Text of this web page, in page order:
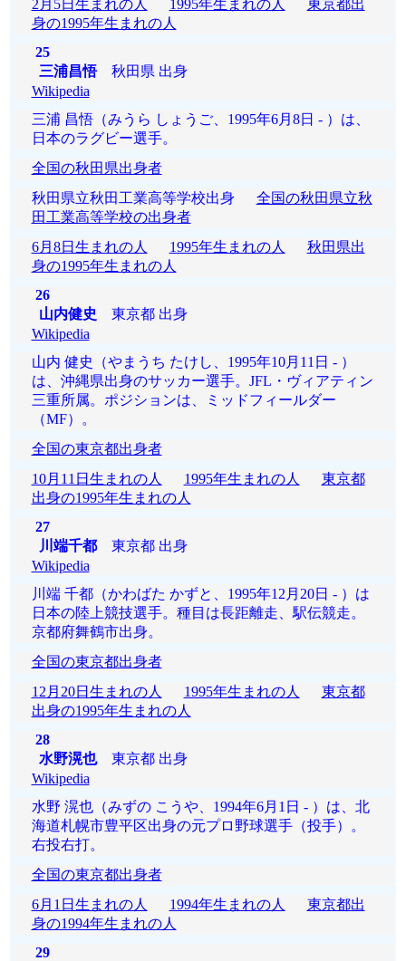
2月5日生まれの人 1995年生まれの人
東京都出
身の1995年生まれの人
25
三浦昌悟秋田県 出身
Wikipedia
三浦 昌悟（みうら しょうご、1995年6月8日 - ）は、
日本のラグビー選手。
全国の秋田県出身者
秋田県立秋田工業高等学校出身 全国の秋田県立秋
田工業高等学校の出身者
6月8日生まれの人
1995年生まれの人
秋田県出
身の1995年生まれの人
26
山内健史 東京都 出身
Wikipedia
山内 健史（やまうち たけし、1995年10月11日 - ）
は、沖縄県出身のサッカー選手。JFL・ヴィアティン
三重所属。ポジションは、ミッドフィールダー
（MF）。
全国の東京都出身者
10月11日生まれの人
1995年生まれの人
東京都
出身の1995年生まれの人
27
川端千都東京都 出身
Wikipedia
川端 千都（かわばた かずと、1995年12月20日 - ）は
日本の陸上競技選手。種目は長距離走、駅伝競走。
京都府舞鶴市出身。
全国の東京都出身者
12月20日生まれの人
1995年生まれの人
東京都
出身の1995年生まれの人
28
水野滉也東京都 出身
Wikipedia
水野 滉也（みずの こうや、1994年6月1日 - ）は、北
海道札幌市豊平区出身の元プロ野球選手（投手）。
右投右打。
全国の東京都出身者
6月1日生まれの人
1994年生まれの人
東京都出
身の1994年生まれの人
29